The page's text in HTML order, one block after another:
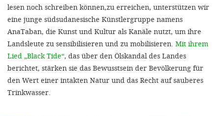
lesen noch schreiben können,zu erreichen, unterstützen wir
eine junge südsudanesische Künstlergruppe namens
AnaTaban, die Kunst und Kultur als Kanäle nutzt, um ihre
Landsleute zu sensibilisieren und zu mobilisieren. Mit ihrem
Lied „Black Tide“, das über den Ölskandal des Landes
berichtet, stärken sie das Bewusstsein der Bevölkerung für
den Wert einer intakten Natur und das Recht auf sauberes
Trinkwasser.